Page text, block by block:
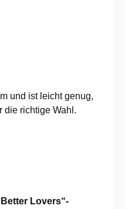
und ist leicht genug,
die richtige Wahl.
Lovers“-